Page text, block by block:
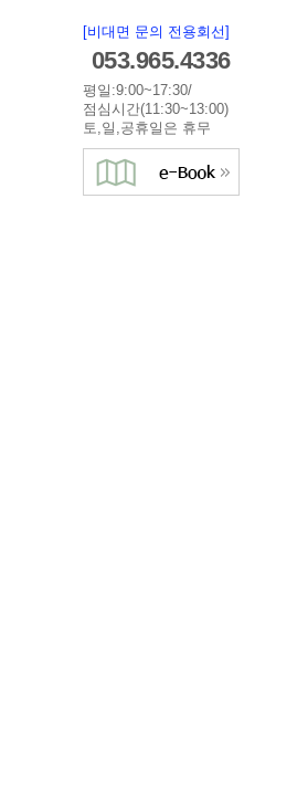
[비대면 문의 전용회선]
053.965.4336
평일:9:00~17:30/
점심시간(11:30~13:00)
토,일,공휴일은 휴무